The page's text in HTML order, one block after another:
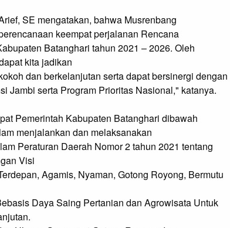
SE mengatakan, bahwa Musrenbang
keempat perjalanan Rencana
Batanghari tahun 2021 – 2026. Oleh
kita jadikan
dan berkelanjutan serta dapat bersinergi dengan
Jambi serta Program Prioritas Nasional," katanya.
Pemerintah Kabupaten Batanghari dibawah
menjalankan dan melaksanakan
Peraturan Daerah Nomor 2 tahun 2021 tentang
Visi
Agamis, Nyaman, Gotong Royong, Bermutu
Daya Saing Pertanian dan Agrowisata Untuk